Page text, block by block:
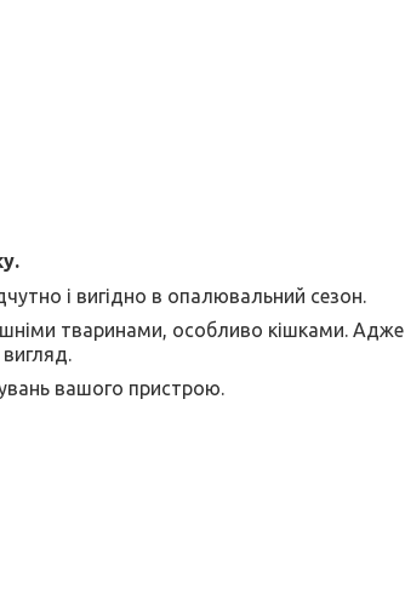
і вигідно в опалювальний сезон.
тваринами, особливо кішками. Адже
вигляд.
вашого пристрою.